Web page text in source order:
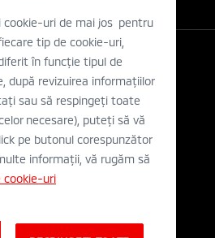
Caracter Personal
litigiilor
cookie-uri de mai jos pentru
tip de cookie-uri,
în funcție tipul de
după revizuirea informațiilor
sau să respingeți toate
necesare), puteți să vă
pe butonul corespunzător
informații, vă rugăm să
cookie-uri